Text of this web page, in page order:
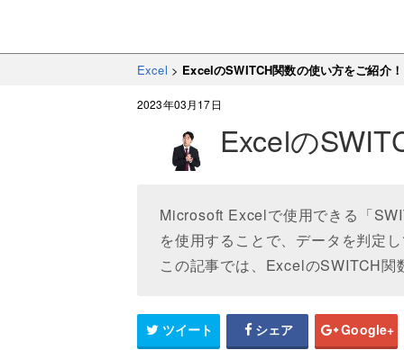
Excel > ExcelのSWITCH関数の使い方をご紹介！
2023年03月17日
Excelの
Microsoft Excelで使用できる「
を使用することで、データを判定
この記事では、ExcelのSWITCH
ツイート シェア Google+